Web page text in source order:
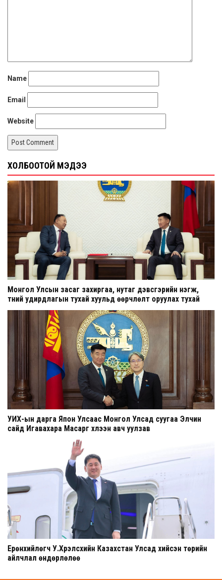
Name
Email
Website
ХОЛБООТОЙ МЭДЭЭ
Монгол Улсын засаг захиргаа, нутаг дэвсгэрийн нэгж,
түүний удирдлагын тухай хуульд өөрчлөлт оруулах тухай
хуулийн төсөл өргөн мэдүүлэв
УИХ-ын дарга Япон Улсаас Монгол Улсад суугаа Элчин
сайд Игавахара Масарүг хүлээн авч уулзав
Ерөнхийлөгч У.Хүрэлсүхийн Казахстан Улсад хийсэн төрийн
айлчлал өндөрлөлөө